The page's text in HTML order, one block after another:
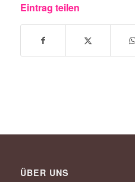
Eintrag teilen
ÜBER UNS